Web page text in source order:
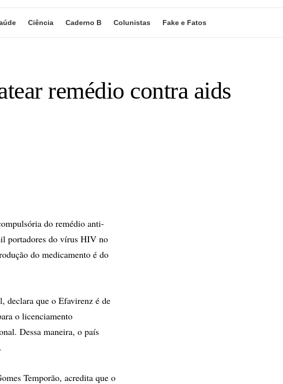
Ciência Caderno B Colunistas Fake e Fatos
remédio contra aids
do remédio anti-
portadores do vírus HIV no
do medicamento é do
declara que o Efavirenz é de
o licenciamento
Dessa maneira, o país
Temporão, acredita que o